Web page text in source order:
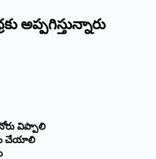
అప్ప‌గిస్తున్నారు
విప్పాలి
చేయాలి